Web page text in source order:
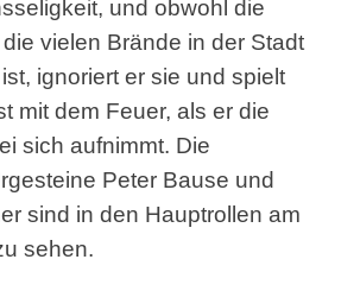
und obwohl die
vielen Brände in der Stadt
ignoriert er sie und spielt
mit dem Feuer, als er die
sich aufnimmt. Die
Peter Bause und
sind in den Hauptrollen am
sehen.